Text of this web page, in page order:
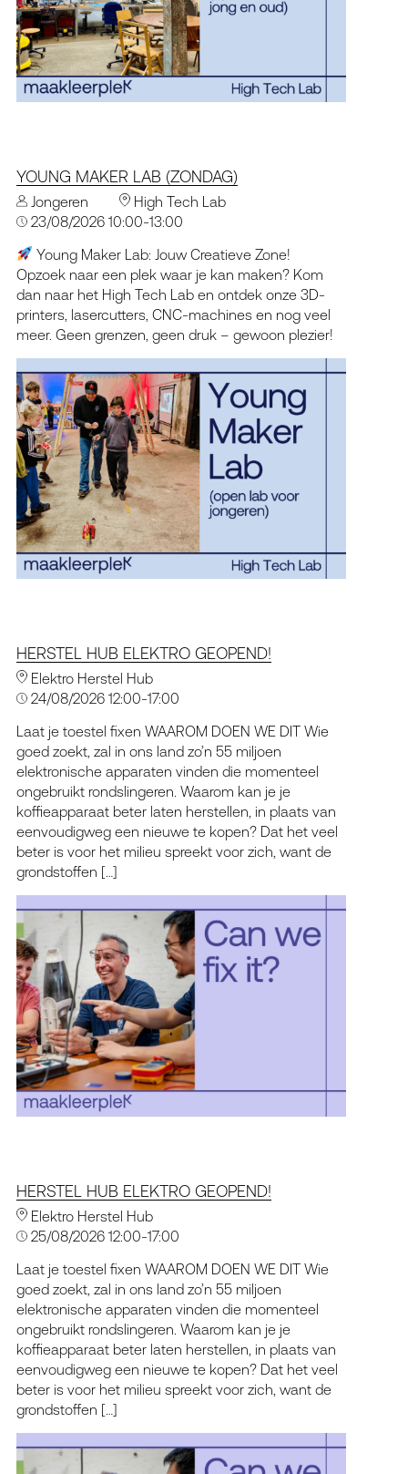
YOUNG MAKER LAB (ZONDAG)
Jongeren
High Tech Lab
23/08/2026 10:00-13:00
Young Maker Lab: Jouw Creatieve Zone!
Opzoek naar een plek waar je kan maken? Kom
dan naar het High Tech Lab en ontdek onze 3D-
printers, lasercutters, CNC-machines en nog veel
meer. Geen grenzen, geen druk – gewoon plezier!
HERSTEL HUB ELEKTRO GEOPEND!
Elektro Herstel Hub
24/08/2026 12:00-17:00
Laat je toestel fixen WAAROM DOEN WE DIT Wie
goed zoekt, zal in ons land zo’n 55 miljoen
elektronische apparaten vinden die momenteel
ongebruikt rondslingeren. Waarom kan je je
koffieapparaat beter laten herstellen, in plaats van
eenvoudigweg een nieuwe te kopen? Dat het veel
beter is voor het milieu spreekt voor zich, want de
grondstoffen […]
HERSTEL HUB ELEKTRO GEOPEND!
Elektro Herstel Hub
25/08/2026 12:00-17:00
Laat je toestel fixen WAAROM DOEN WE DIT Wie
goed zoekt, zal in ons land zo’n 55 miljoen
elektronische apparaten vinden die momenteel
ongebruikt rondslingeren. Waarom kan je je
koffieapparaat beter laten herstellen, in plaats van
eenvoudigweg een nieuwe te kopen? Dat het veel
beter is voor het milieu spreekt voor zich, want de
grondstoffen […]